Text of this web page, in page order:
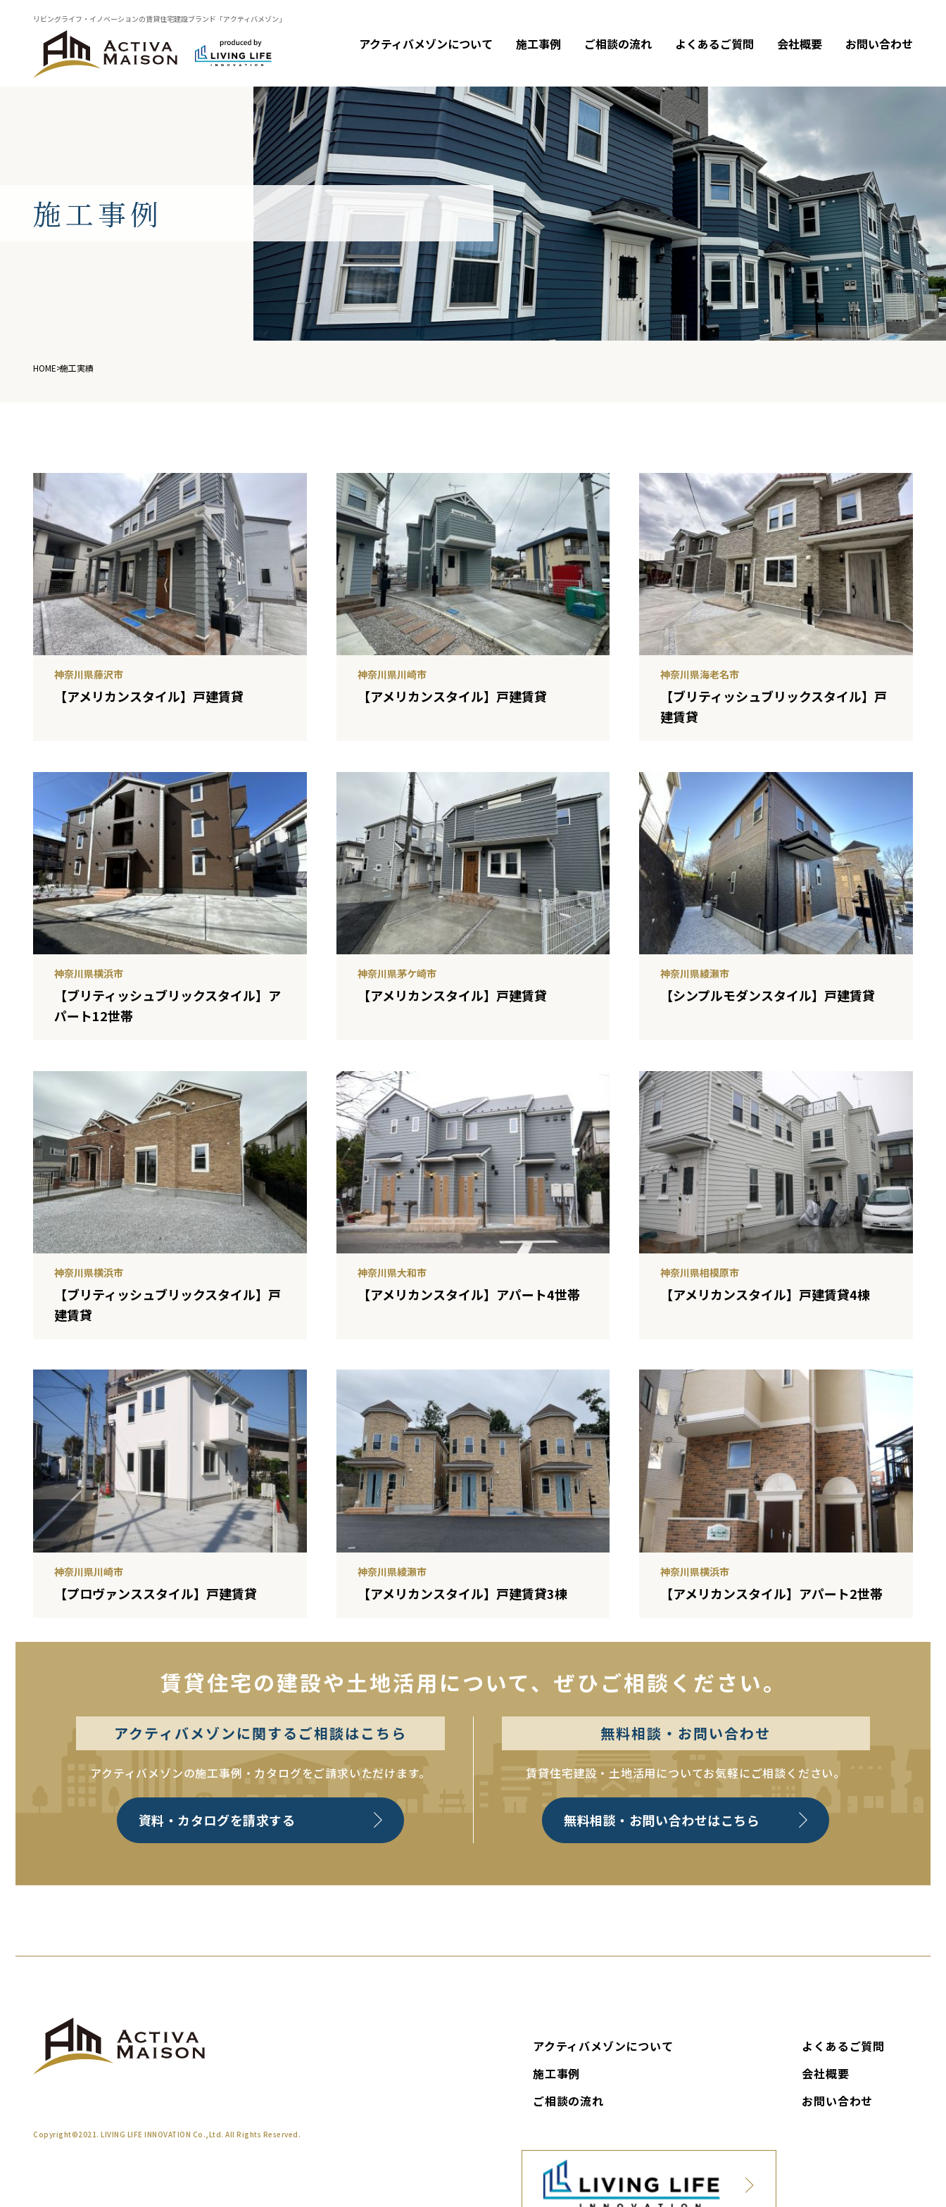
リビングライフ・イノベーションの賃貸住宅建設ブランド「アクティバメゾン」
アクティバメゾンについて 施工事例 ご相談の流れ よくあるご質問 会社概要 お問い合わせ
施工事例
HOME>施工実績
神奈川県藤沢市
【アメリカンスタイル】戸建賃貸
神奈川県川崎市
【アメリカンスタイル】戸建賃貸
神奈川県海老名市
【ブリティッシュブリックスタイル】戸
建賃貸
神奈川県横浜市
【ブリティッシュブリックスタイル】ア
パート12世帯
神奈川県茅ケ崎市
【アメリカンスタイル】戸建賃貸
神奈川県綾瀬市
【シンプルモダンスタイル】戸建賃貸
神奈川県横浜市
【ブリティッシュブリックスタイル】戸
建賃貸
神奈川県大和市
【アメリカンスタイル】アパート4世帯
神奈川県相模原市
【アメリカンスタイル】戸建賃貸4棟
神奈川県川崎市
【プロヴァンススタイル】戸建賃貸
神奈川県綾瀬市
【アメリカンスタイル】戸建賃貸3棟
神奈川県横浜市
【アメリカンスタイル】アパート2世帯
賃貸住宅の建設や土地活用について、 ぜひご相談ください。
アクティバメゾンに関するご相談はこちら
アクティバメゾンの施工事例・カタログをご請求いただけます。
資料・カタログを請求する
無料相談・お問い合わせ
賃貸住宅建設・土地活用についてお気軽にご相談ください。
無料相談・お問い合わせはこちら
Copyright©2021. LIVING LIFE INNOVATION Co.,Ltd. All Rights Reserved.
アクティバメゾンについて
施工事例
ご相談の流れ
よくあるご質問
会社概要
お問い合わせ